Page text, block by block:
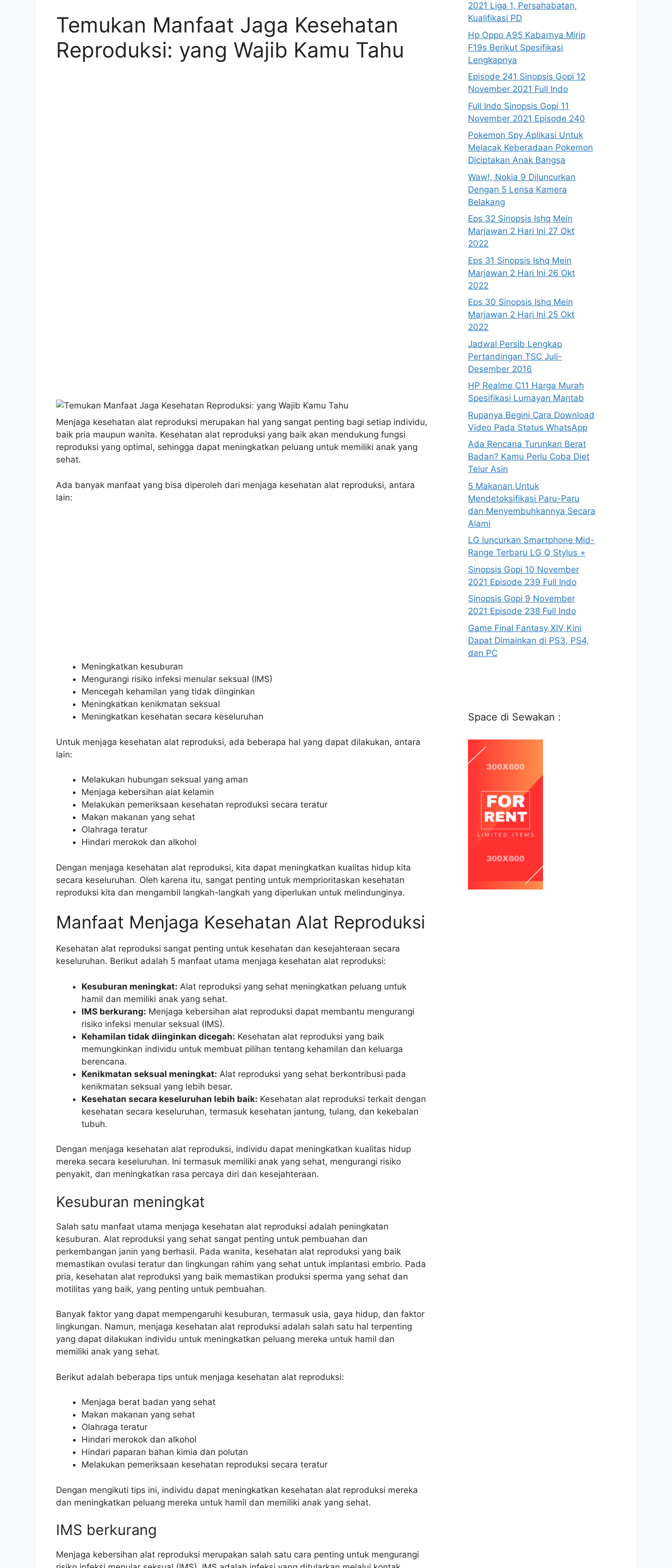
Temukan Manfaat Jaga Kesehatan
Reproduksi: yang Wajib Kamu Tahu
Menjaga kesehatan alat reproduksi merupakan hal yang sangat penting bagi setiap individu,
baik pria maupun wanita. Kesehatan alat reproduksi yang baik akan mendukung fungsi
reproduksi yang optimal, sehingga dapat meningkatkan peluang untuk memiliki anak yang
sehat.
Ada banyak manfaat yang bisa diperoleh dari menjaga kesehatan alat reproduksi, antara
lain:
Meningkatkan kesuburan
Mengurangi risiko infeksi menular seksual (IMS)
Mencegah kehamilan yang tidak diinginkan
Meningkatkan kenikmatan seksual
Meningkatkan kesehatan secara keseluruhan
Untuk menjaga kesehatan alat reproduksi, ada beberapa hal yang dapat dilakukan, antara
lain:
Melakukan hubungan seksual yang aman
Menjaga kebersihan alat kelamin
Melakukan pemeriksaan kesehatan reproduksi secara teratur
Makan makanan yang sehat
Olahraga teratur
Hindari merokok dan alkohol
Dengan menjaga kesehatan alat reproduksi, kita dapat meningkatkan kualitas hidup kita
secara keseluruhan. Oleh karena itu, sangat penting untuk memprioritaskan kesehatan
reproduksi kita dan mengambil langkah-langkah yang diperlukan untuk melindunginya.
Manfaat Menjaga Kesehatan Alat Reproduksi
Kesehatan alat reproduksi sangat penting untuk kesehatan dan kesejahteraan secara
keseluruhan. Berikut adalah 5 manfaat utama menjaga kesehatan alat reproduksi:
Kesuburan meningkat: Alat reproduksi yang sehat meningkatkan peluang untuk
hamil dan memiliki anak yang sehat.
IMS berkurang: Menjaga kebersihan alat reproduksi dapat membantu mengurangi
risiko infeksi menular seksual (IMS).
Kehamilan tidak diinginkan dicegah: Kesehatan alat reproduksi yang baik
memungkinkan individu untuk membuat pilihan tentang kehamilan dan keluarga
berencana.
Kenikmatan seksual meningkat: Alat reproduksi yang sehat berkontribusi pada
kenikmatan seksual yang lebih besar.
Kesehatan secara keseluruhan lebih baik: Kesehatan alat reproduksi terkait dengan
kesehatan secara keseluruhan, termasuk kesehatan jantung, tulang, dan kekebalan
tubuh.
Dengan menjaga kesehatan alat reproduksi, individu dapat meningkatkan kualitas hidup
mereka secara keseluruhan. Ini termasuk memiliki anak yang sehat, mengurangi risiko
penyakit, dan meningkatkan rasa percaya diri dan kesejahteraan.
Kesuburan meningkat
Salah satu manfaat utama menjaga kesehatan alat reproduksi adalah peningkatan
kesuburan. Alat reproduksi yang sehat sangat penting untuk pembuahan dan
perkembangan janin yang berhasil. Pada wanita, kesehatan alat reproduksi yang baik
memastikan ovulasi teratur dan lingkungan rahim yang sehat untuk implantasi embrio. Pada
pria, kesehatan alat reproduksi yang baik memastikan produksi sperma yang sehat dan
motilitas yang baik, yang penting untuk pembuahan.
Banyak faktor yang dapat mempengaruhi kesuburan, termasuk usia, gaya hidup, dan faktor
lingkungan. Namun, menjaga kesehatan alat reproduksi adalah salah satu hal terpenting
yang dapat dilakukan individu untuk meningkatkan peluang mereka untuk hamil dan
memiliki anak yang sehat.
Berikut adalah beberapa tips untuk menjaga kesehatan alat reproduksi:
Menjaga berat badan yang sehat
Makan makanan yang sehat
Olahraga teratur
Hindari merokok dan alkohol
Hindari paparan bahan kimia dan polutan
Melakukan pemeriksaan kesehatan reproduksi secara teratur
Dengan mengikuti tips ini, individu dapat meningkatkan kesehatan alat reproduksi mereka
dan meningkatkan peluang mereka untuk hamil dan memiliki anak yang sehat.
IMS berkurang
Menjaga kebersihan alat reproduksi merupakan salah satu cara penting untuk mengurangi
2021 Liga 1, Persahabatan,
Kualifikasi PD
Hp Oppo A95 Kabarnya Mirip
F19s Berikut Spesifikasi
Lengkapnya
Episode 241 Sinopsis Gopi 12
November 2021 Full Indo
Full Indo Sinopsis Gopi 11
November 2021 Episode 240
Pokemon Spy Aplikasi Untuk
Melacak Keberadaan Pokemon
Diciptakan Anak Bangsa
Waw!, Nokia 9 Diluncurkan
Dengan 5 Lensa Kamera
Belakang
Eps 32 Sinopsis Ishq Mein
Marjawan 2 Hari Ini 27 Okt
2022
Eps 31 Sinopsis Ishq Mein
Marjawan 2 Hari Ini 26 Okt
2022
Eps 30 Sinopsis Ishq Mein
Marjawan 2 Hari Ini 25 Okt
2022
Jadwal Persib Lengkap
Pertandingan TSC Juli-
Desember 2016
HP Realme C11 Harga Murah
Spesifikasi Lumayan Mantab
Rupanya Begini Cara Download
Video Pada Status WhatsApp
Ada Rencana Turunkan Berat
Badan? Kamu Perlu Coba Diet
Telur Asin
5 Makanan Untuk
Mendetoksifikasi Paru-Paru
dan Menyembuhkannya Secara
Alami
LG luncurkan Smartphone Mid-
Range Terbaru LG Q Stylus +
Sinopsis Gopi 10 November
2021 Episode 239 Full Indo
Sinopsis Gopi 9 November
2021 Episode 238 Full Indo
Game Final Fantasy XIV Kini
Dapat Dimainkan di PS3, PS4,
dan PC
Space di Sewakan :